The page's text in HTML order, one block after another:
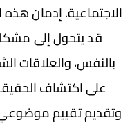
الاجتماعية. إدمان
قد يتحول إلى
بالنفس، والعلاقات
على اكتشاف
وتقديم تقييم ‏موضوعي